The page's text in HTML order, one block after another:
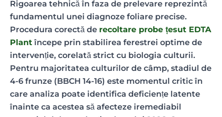
Rigoarea tehnică în faza de prelevare reprezintă
fundamentul unei diagnoze foliare precise.
Procedura corectă de recoltare probe țesut EDTA
Plant începe prin stabilirea ferestrei optime de
intervenție, corelată strict cu biologia culturii.
Pentru majoritatea culturilor de câmp, stadiul de
4-6 frunze (BBCH 14-16) este momentul critic în
care analiza poate identifica deficiențe latente
înainte ca acestea să afecteze iremediabil